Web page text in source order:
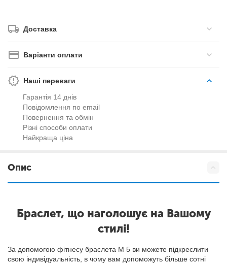
Доставка
Варіанти оплати
Наші переваги
Гарантія 14 днів
Повідомлення по email
Повернення та обмін
Різні способи оплати
Найкраща ціна
Опис
Браслет, що наголошує на Вашому
стилі!
За допомогою фітнесу браслета М 5 ви можете підкреслити
свою індивідуальність, в чому вам допоможуть більше сотні